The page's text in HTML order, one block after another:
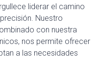
liderar el camino
Nuestro
con nuestra
nos permite ofrecer
a las necesidades